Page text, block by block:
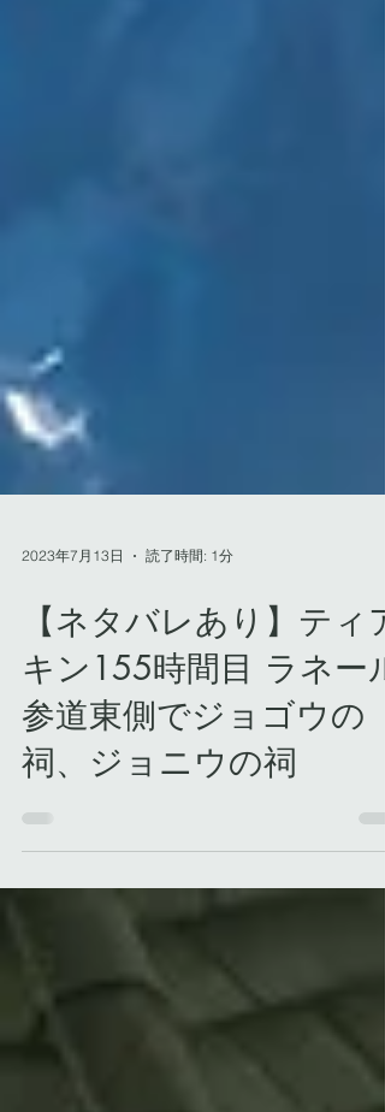
2023年7月13日 読了時間: 1分
【ネタバレあり】ティア
キン155時間目 ラネール
参道東側でジョゴウの